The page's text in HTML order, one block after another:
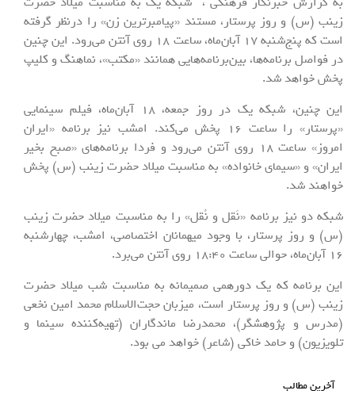
زینب (س) و روز پرستار، مستند «پیامبرترین زن» را درنظر گرفته
است که پنج‌شنبه 17 آبان‌ماه، ساعت 18 روی آنتن می‌رود. این چنین
در فواصل برنامه‌ها، بین‌برنامه‌هایی همانند «مکتب»، نماهنگ و کلیپ
پخش خواهد شد.
این چنین، شبکه یک در روز جمعه، 18 آبان‌ماه، فیلم سینمایی
«پرستار» را ساعت 16 پخش می‌کند. امشب نیز برنامه «ایران
امروز» ساعت 18 روی آنتن می‌رود و فردا برنامه‌های «صبح بخیر
ایران» و «سیمای خانواده» به مناسبت میلاد حضرت زینب (س) پخش
خواهند شد.
شبکه دو نیز برنامه «نَقل و نُقل» را به مناسبت میلاد حضرت زینب
(س) و روز پرستار، با وجود میهمانان اختصاصی، امشب، چهارشنبه
16 آبان‌ماه، حوالی ساعت 18:40 روی آنتن می‌برد.
این برنامه که یک دورهمی صمیمانه به مناسبت شب میلاد حضرت
زینب (س) و روز پرستار است، میزبان حجت‌الاسلام محمد امین نخعی
(مدرس و پژوهشگر)، محمدرضا ماندگاران (تهیه‌کننده سینما و
تلویزیون) و حامد خاکی (شاعر) خواهد می بود.
آخرین مطالب